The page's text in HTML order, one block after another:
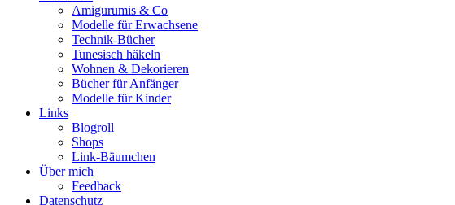
Amigurumis & Co
Modelle für Erwachsene
Technik-Bücher
Tunesisch häkeln
Wohnen & Dekorieren
Bücher für Anfänger
Modelle für Kinder
Links
Blogroll
Shops
Link-Bäumchen
Über mich
Feedback
Datenschutz